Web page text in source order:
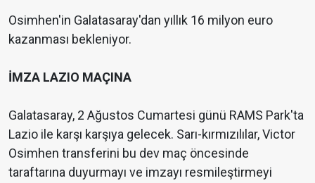
Osimhen'in Galatasaray'dan yıllık 16 milyon euro
kazanması bekleniyor.
İMZA LAZIO MAÇINA
Galatasaray, 2 Ağustos Cumartesi günü RAMS Park'ta
Lazio ile karşı karşıya gelecek. Sarı-kırmızılılar, Victor
Osimhen transferini bu dev maç öncesinde
taraftarına duyurmayı ve imzayı resmileştirmeyi